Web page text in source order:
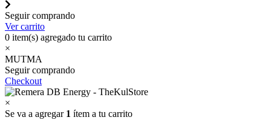
Seguir comprando
Ver carrito
0 item(s) agregado tu carrito
×
MUTMA
Seguir comprando
Checkout
×
Se va a agregar 1 ítem a tu carrito